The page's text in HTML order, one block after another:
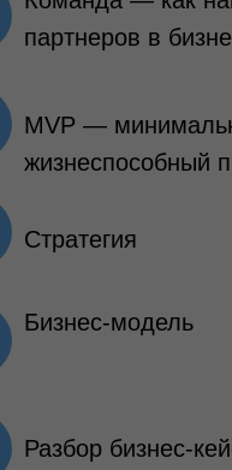
партнеров в
MVP —
жизнеспособный
Стратегия
Бизнес-модель
Разбор бизнес-